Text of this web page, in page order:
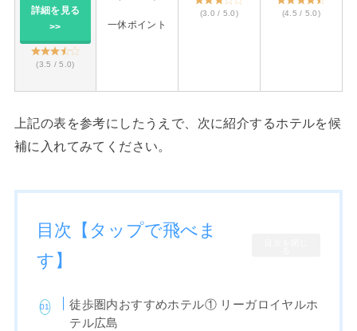
詳細を見る
>>
(3.5 / 5.0)
一休ポイント
(3.0 / 5.0) (4.5 / 5.0)
上記の表を参考にしたうえで、次に紹介するホテルを候
補に入れてみてください。
目次【タップで飛べま
す】
徒歩圏内おすすめホテル① リーガロイヤルホ
テル広島